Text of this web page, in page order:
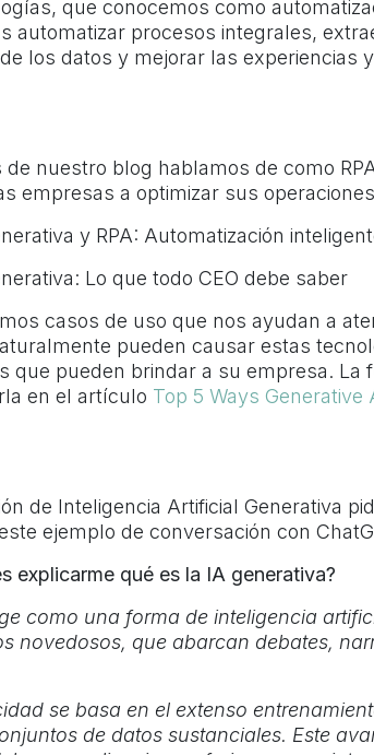
que conocemos como
automatizar procesos integrales,
los datos y mejorar las experiencias
nuestro blog hablamos de como
empresas a optimizar sus operaciones
y RPA: Automatización
Lo que todo CEO debe saber
casos de uso que nos ayudan a
pueden causar estas
que pueden brindar a su empresa. La
en el artículo Top 5 Ways Generative
de Inteligencia Artificial Generativa
ejemplo de conversación con
explicarme qué es la IA generativa?
como una forma de inteligencia
novedosos, que abarcan debates,
se basa en el extenso
de datos sustanciales. Este